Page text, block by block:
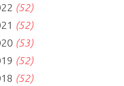
(52)
(52)
(53)
(52)
(52)